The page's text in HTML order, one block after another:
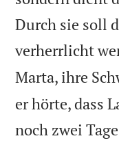
Durch sie soll
verherrlicht
Marta, ihre
er hörte, dass
noch zwei